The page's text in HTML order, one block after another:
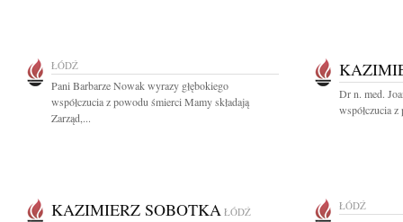
ŁÓDŹ
Pani Barbarze Nowak wyrazy głębokiego
współczucia z powodu śmierci Mamy składają
Zarząd,...
Dr n. med.
współczucia
KAZIMIERZ SOBOTKA ŁÓDŹ ŁÓDŹ